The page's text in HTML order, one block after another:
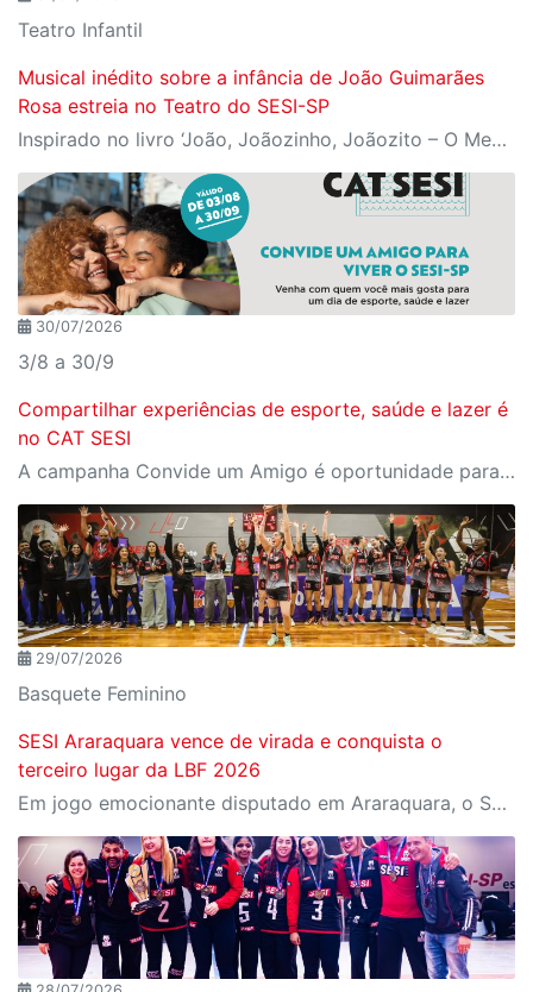
Teatro Infantil
Musical inédito sobre a infância de João Guimarães
Rosa estreia no Teatro do SESI-SP
Inspirado no livro ‘João, Joãozinho, Joãozito – O Menino Encantado’, de Claudio Fragata, com direção e dramaturgia de Márcio Araújo, espetáculo acompanha os primeiros anos de vida do escritor mineiro e transforma sua infância em uma celebração da imaginação, da leitura e da cultura popular brasileira
30/07/2026
3/8 a 30/9
Compartilhar experiências de esporte, saúde e lazer é
no CAT SESI
A campanha Convide um Amigo é oportunidade para reunir amigos para aproveitar juntos toda estrutura da unidade SESI-SP mais próxima. Os benefícios para clientes e convidados estão no regulamento
29/07/2026
Basquete Feminino
SESI Araraquara vence de virada e conquista o
terceiro lugar da LBF 2026
Em jogo emocionante disputado em Araraquara, o SESI Araraquara Basquete superou um déficit de quase 20 pontos, contou com o apoio massivo da torcida e derrotou o Cerrado BRB por 77 a 71, conquistando o terceiro lugar da LBF Loterias Caixa 2026